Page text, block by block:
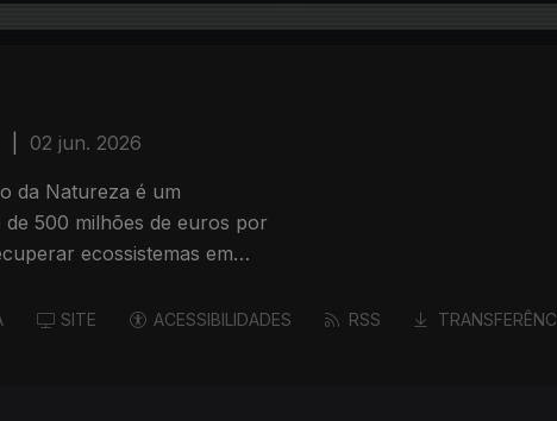
02 jun. 2026
da Natureza é um
500 milhões de euros por
ecossistemas em
que a natureza precisa de
SITE ACESSIBILIDADES RSS